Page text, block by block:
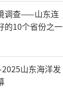
调查——山东连
的10个省份之一
山东海洋发